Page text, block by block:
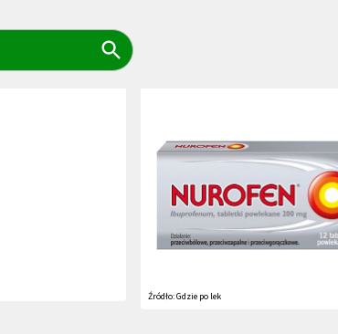
Źródło:Gdzie po lek